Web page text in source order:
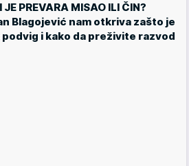
JE PREVARA MISAO ILI ČIN?
Blagojević nam otkriva zašto je
podvig i kako da preživite razvod